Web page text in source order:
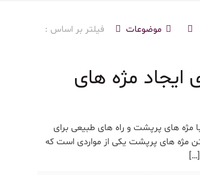
فیلتر بر اساس : موضوعات
ایجاد مژه های
مژه های پرپشت و راه های طبیعی برای
مژه های پرپشت یکی از مواردی است که